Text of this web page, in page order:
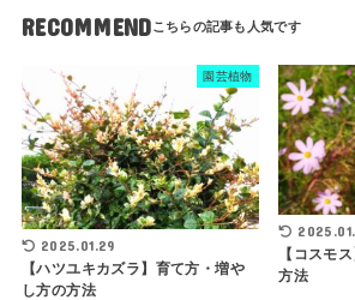
RECOMMEND
園芸植物
2025.01.29
【ハツユキカズラ】育て方・増や
し方の方法
【コスモ
方法